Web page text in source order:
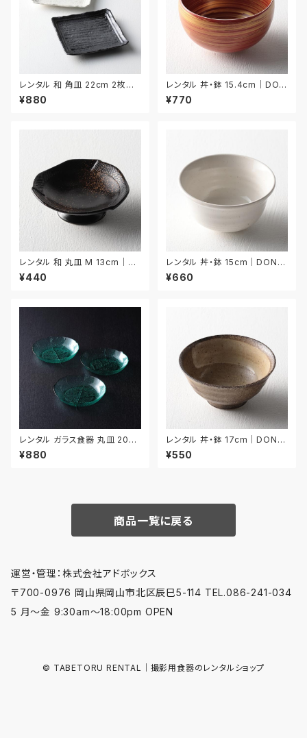
レンタル 和 角皿 22cm 2枚セッ
ト｜WKA007
¥880
レンタル 丼・鉢 15.4cm｜DON
038
¥770
レンタル 和 丸皿 M 13cm｜W
MM041
¥440
レンタル 丼・鉢 15cm｜DON0
33
¥660
レンタル ガラス食器 丸皿 20c
m 3枚セット｜GLM022
¥880
レンタル 丼・鉢 17cm｜DON0
25
¥550
商品一覧に戻る
運営・管理：株式会社アドボックス
〒700-0976 岡山県岡山市北区辰巳5-114 TEL.086-241-034
5 月〜金 9:30am〜18:00pm OPEN
© TABETORU RENTAL｜撮影用食器のレンタルショップ